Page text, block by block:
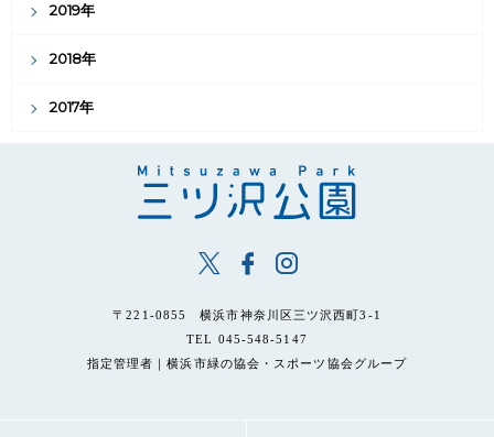
2019年
2018年
2017年
〒221-0855 横浜市神奈川区三ツ沢西町3-1
TEL 045-548-5147
指定管理者｜横浜市緑の協会・スポーツ協会グループ